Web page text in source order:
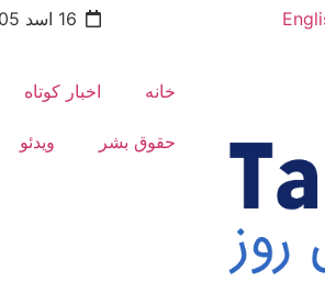
16 اسد 1405
خانه اخبار کوتاه
حقوق بشر ویدئو